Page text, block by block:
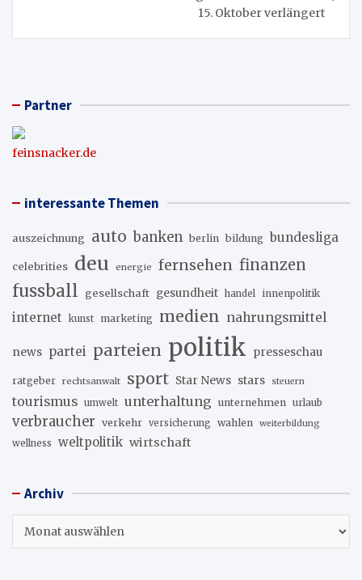
15. Oktober verlängert
Partner
feinsnacker.de
interessante Themen
auszeichnung auto banken berlin bildung bundesliga
celebrities deu energie fernsehen finanzen
fussball gesellschaft gesundheit handel innenpolitik
internet kunst marketing medien nahrungsmittel
news partei parteien politik presseschau
ratgeber rechtsanwalt sport Star News stars steuern
tourismus umwelt unterhaltung unternehmen urlaub
verbraucher verkehr versicherung wahlen weiterbildung
wellness weltpolitik wirtschaft
Archiv